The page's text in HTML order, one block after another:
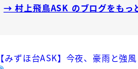
→ 村上飛鳥ASK のブログをもっ
【みずほ台ASK】今夜、豪雨と強風